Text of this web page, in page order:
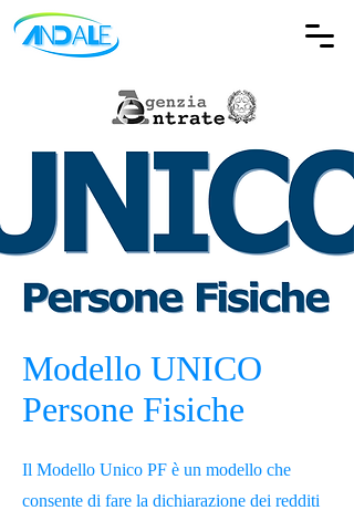
Modello UNICO
Persone Fisiche
Il Modello Unico PF è un modello che
consente di fare la dichiarazione dei redditi